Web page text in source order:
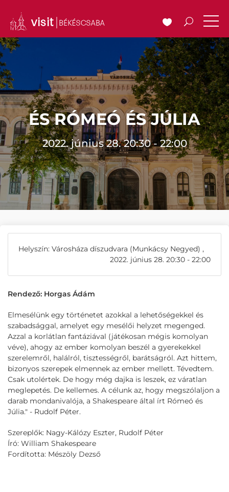
ÉS RÓMEÓ ÉS JÚLIA
2022. június 28. 20:30 - 22:00
Helyszín: Városháza díszudvara (Munkácsy Negyed) ,
2022. június 28. 20:30 - 22:00
Rendező: Horgas Ádám
Elmesélünk egy történetet azokkal a lehetőségekkel és
szabadsággal, amelyet egy mesélői helyzet megenged.
Azzal a korlátlan fantáziával (játékosan mégis komolyan
véve), ahogy az ember komolyan beszél a gyerekekkel
szerelemről, halálról, tisztességről, barátságról. Azt hittem,
bizonyos szerepek elmennek az ember mellett. Tévedtem.
Csak utolértek. De hogy még dajka is leszek, ez váratlan
meglepetés. De kellemes. A célunk az, hogy megszólaljon a
darab mondanivalója, a Shakespeare által írt Rómeó és
Júlia." - Rudolf Péter.
Szereplők: Nagy-Kálózy Eszter, Rudolf Péter
Író: William Shakespeare
Fordította: Mészöly Dezső